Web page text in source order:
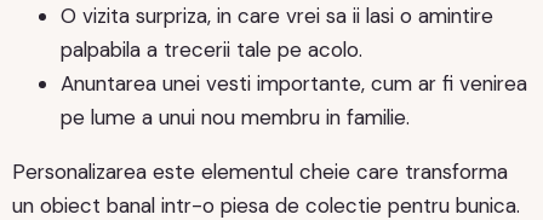
O vizita surpriza, in care vrei sa ii lasi o amintire
palpabila a trecerii tale pe acolo.
Anuntarea unei vesti importante, cum ar fi venirea
pe lume a unui nou membru in familie.
Personalizarea este elementul cheie care transforma
un obiect banal intr-o piesa de colectie pentru bunica.